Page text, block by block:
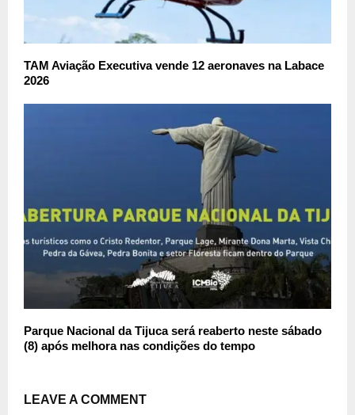
TAM Aviação Executiva vende 12 aeronaves na Labace
2026
Parque Nacional da Tijuca será reaberto neste sábado
(8) após melhora nas condições do tempo
LEAVE A COMMENT